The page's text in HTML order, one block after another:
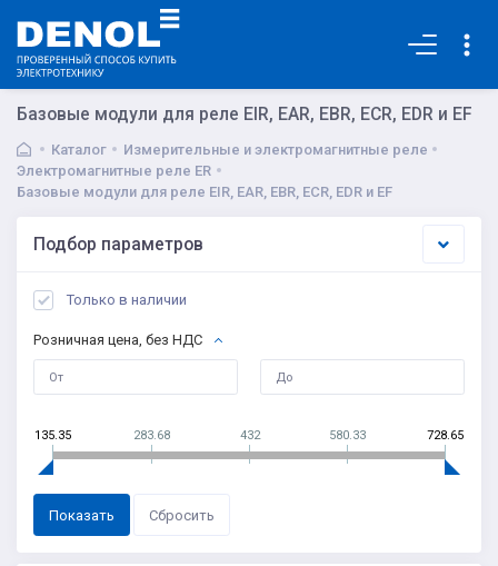
Базовые модули для реле EIR, EAR, EBR, ECR, EDR и EF
Каталог
Измерительные и электромагнитные реле
Электромагнитные реле ER
Базовые модули для реле EIR, EAR, EBR, ECR, EDR и EF
Подбор параметров
Только в наличии
Розничная цена, без НДС
135.35 283.68 432 580.33 728.65